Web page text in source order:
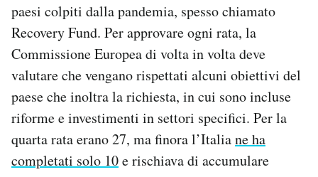
Newsletter
Notifiche mobile
Regala il Post
Hai bisogno di aiuto?
Esci
paesi colpiti dalla pandemia, spesso chiamato
Recovery Fund. Per approvare ogni rata, la
Commissione Europea di volta in volta deve
valutare che vengano rispettati alcuni obiettivi del
paese che inoltra la richiesta, in cui sono incluse
riforme e investimenti in settori specifici. Per la
quarta rata erano 27, ma finora l’Italiane ha
completati solo 10e rischiava di accumulare